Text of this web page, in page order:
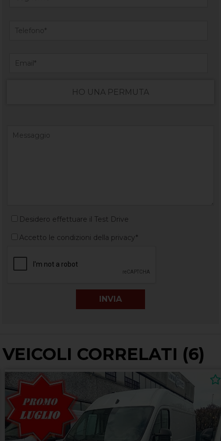
HO UNA PERMUTA
Desidero effettuare il Test Drive
Accetto le condizioni della privacy*
VEICOLI CORRELATI (6)